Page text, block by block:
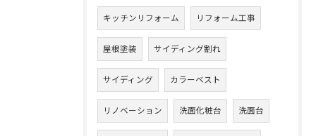
キッチンリフォーム リフォーム工事
屋根塗装 サイディング割れ
サイディング カラーベスト
リノベーション 洗面化粧台 洗面台